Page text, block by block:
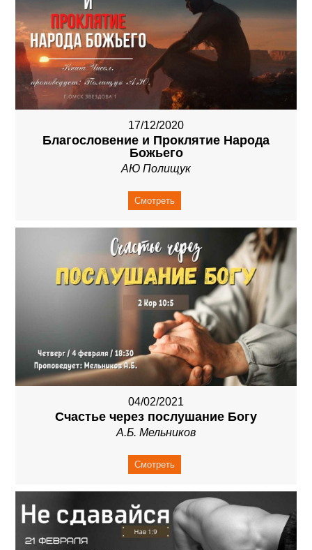
17/12/2020
Благословение и Проклятие Народа
Божьего
АЮ Полищук
Смотреть
04/02/2021
Счастье через послушание Богу
А.Б. Мельников
Смотреть